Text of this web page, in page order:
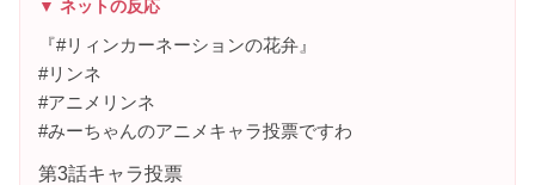
▼ ネットの反応
『#リィンカーネーションの花弁』
#リンネ
#アニメリンネ
#みーちゃんのアニメキャラ投票ですわ
第3話キャラ投票